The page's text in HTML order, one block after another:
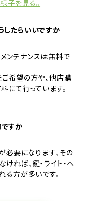
子を見る。
したらいいですか
ンテナンスは無料で
希望の方や、他店購
にて行っています。
すか
要になります、その
れば、鍵・ライト・ヘ
る方が多いです。